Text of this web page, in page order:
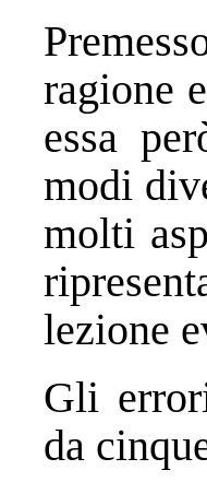
ragione
essa
modi
molti
lezione
Gli
da